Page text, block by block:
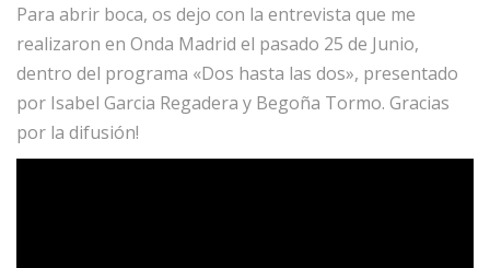
Para abrir boca, os dejo con la entrevista que me
realizaron en Onda Madrid el pasado 25 de Junio,
dentro del programa «Dos hasta las dos», presentado
por Isabel Garcia Regadera y Begoña Tormo. Gracias
por la difusión!